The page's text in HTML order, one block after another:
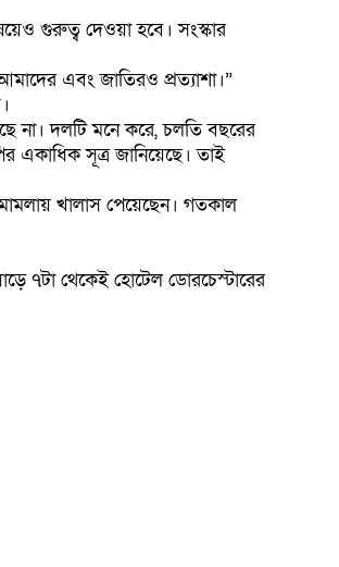
গুরুত্ব দেওয়া হবে। সংস্কার
এবং জাতিরও প্রত্যাশা।”
না। দলটি মনে করে, চলতি বছরের
একাধিক সূত্র জানিয়েছে। তাই
খালাস পেয়েছেন। গতকাল
৭টা থেকেই হোটেল ডোরচেস্টারের